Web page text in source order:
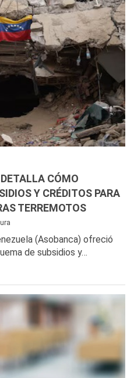
CÓMO
Y CRÉDITOS PARA
TERREMOTOS
(Asobanca) ofreció
de subsidios y…